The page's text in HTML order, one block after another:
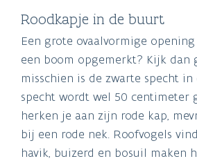
Roodkapje in de buurt
Een grote ovaalvormige
een boom opgemerkt? Kijk dan
misschien is de zwarte specht
specht wordt wel 50 centimeter
herken je aan zijn rode kap,
bij een rode nek. Roofvogels
havik, buizerd en bosuil maken